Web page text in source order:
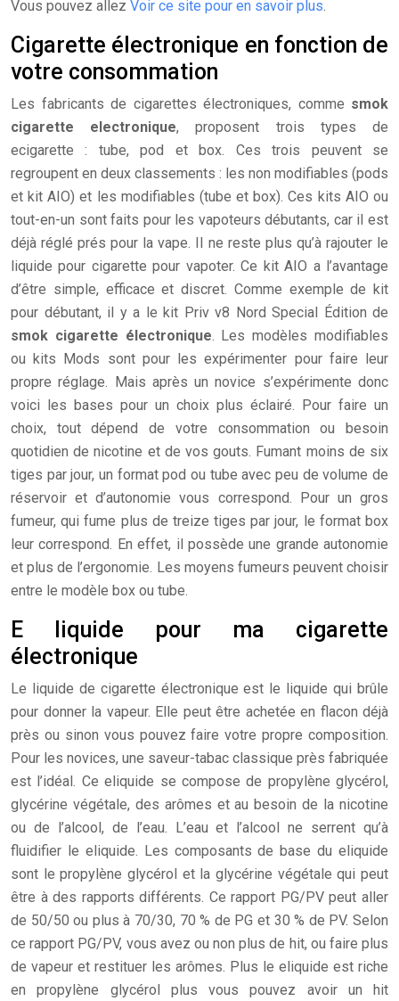
Vous pouvez allez Voir ce site pour en savoir plus.
Cigarette électronique en fonction de
votre consommation
Les fabricants de cigarettes électroniques, comme smok
cigarette electronique, proposent trois types de
ecigarette : tube, pod et box. Ces trois peuvent se
regroupent en deux classements : les non modifiables (pods
et kit AIO) et les modifiables (tube et box). Ces kits AIO ou
tout-en-un sont faits pour les vapoteurs débutants, car il est
déjà réglé prés pour la vape. Il ne reste plus qu’à rajouter le
liquide pour cigarette pour vapoter. Ce kit AIO a l’avantage
d’être simple, efficace et discret. Comme exemple de kit
pour débutant, il y a le kit Priv v8 Nord Special Édition de
smok cigarette électronique. Les modèles modifiables
ou kits Mods sont pour les expérimenter pour faire leur
propre réglage. Mais après un novice s’expérimente donc
voici les bases pour un choix plus éclairé. Pour faire un
choix, tout dépend de votre consommation ou besoin
quotidien de nicotine et de vos gouts. Fumant moins de six
tiges par jour, un format pod ou tube avec peu de volume de
réservoir et d’autonomie vous correspond. Pour un gros
fumeur, qui fume plus de treize tiges par jour, le format box
leur correspond. En effet, il possède une grande autonomie
et plus de l’ergonomie. Les moyens fumeurs peuvent choisir
entre le modèle box ou tube.
E liquide pour ma cigarette
électronique
Le liquide de cigarette électronique est le liquide qui brûle
pour donner la vapeur. Elle peut être achetée en flacon déjà
près ou sinon vous pouvez faire votre propre composition.
Pour les novices, une saveur-tabac classique près fabriquée
est l’idéal. Ce eliquide se compose de propylène glycérol,
glycérine végétale, des arômes et au besoin de la nicotine
ou de l’alcool, de l’eau. L’eau et l’alcool ne serrent qu’à
fluidifier le eliquide. Les composants de base du eliquide
sont le propylène glycérol et la glycérine végétale qui peut
être à des rapports différents. Ce rapport PG/PV peut aller
de 50/50 ou plus à 70/30, 70 % de PG et 30 % de PV. Selon
ce rapport PG/PV, vous avez ou non plus de hit, ou faire plus
de vapeur et restituer les arômes. Plus le eliquide est riche
en propylène glycérol plus vous pouvez avoir un hit